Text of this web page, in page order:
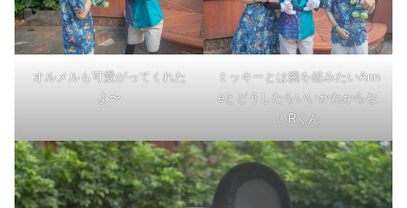
オルメルも可愛がってくれた
よ〜
ミッキーとは腕を組みたいAnn
eとどうしたらいいかわからな
いRくん